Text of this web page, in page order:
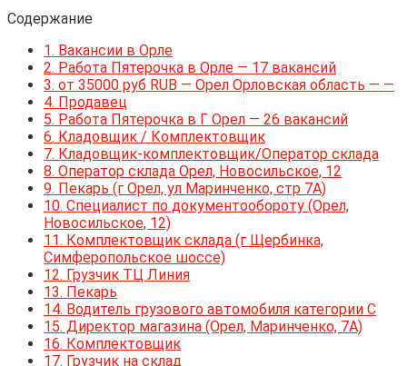
Содержание
1. Вакансии в Орле
2. Работа Пятерочка в Орле — 17 вакансий
3. от 35000 руб RUB — Орел Орловская область — —
4. Продавец
5. Работа Пятерочка в Г Орел — 26 вакансий
6. Кладовщик / Комплектовщик
7. Кладовщик-комплектовщик/Оператор склада
8. Оператор склада Орел, Новосильское, 12
9. Пекарь (г Орел, ул Маринченко, стр 7А)
10. Специалист по документообороту (Орел,
Новосильское, 12)
11. Комплектовщик склада (г Щербинка,
Симферопольское шоссе)
12. Грузчик ТЦ Линия
13. Пекарь
14. Водитель грузового автомобиля категории С
15. Директор магазина (Орел, Маринченко, 7А)
16. Комплектовщик
17. Грузчик на склад